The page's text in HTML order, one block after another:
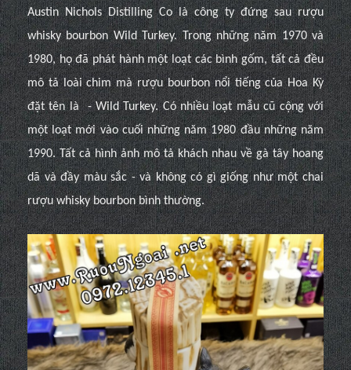
Austin Nichols Distilling Co là công ty đứng sau rượu
whisky bourbon Wild Turkey. Trong những năm 1970 và
1980, họ đã phát hành một loạt các bình gốm, tất cả đều
mô tả loài chim mà rượu bourbon nổi tiếng của Hoa Kỳ
đặt tên là - Wild Turkey. Có nhiều loạt mẫu cũ cộng với
một loạt mới vào cuối những năm 1980 đầu những năm
1990. Tất cả hình ảnh mô tả khách nhau về gà tây hoang
dã và đầy màu sắc - và không có gì giống như một chai
rượu whisky bourbon bình thường.